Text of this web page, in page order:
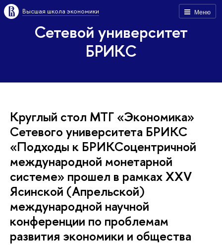
Меню
Высшая школа экономики
Сетевой университет
БРИКС
Круглый стол МТГ «Экономика»
Сетевого университета БРИКС
«Подходы к БРИКСоцентричной
международной монетарной
системе» прошел в рамках XXV
Ясинской (Апрельской)
международной научной
конференции по проблемам
развития экономики и общества